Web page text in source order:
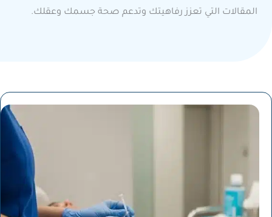
المقالات التي تعزز رفاهيتك وتدعم صحة جسمك وعقلك.